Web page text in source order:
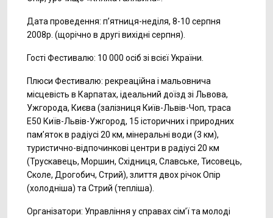
Дата проведення: п’ятниця-неділя, 8-10 серпня
2008р. (щорічно в другі вихідні серпня).
Гості Фестивалю: 10 000 осіб зі всієї України.
Плюси Фестивалю: рекреаційна і мальовнича
місцевість в Карпатах, ідеальний доїзд зі Львова,
Ужгорода, Києва (залізниця Київ-Львів-Чоп, траса
Е50 Київ-Львів-Ужгород, 15 історичних і природних
пам’яток в радіусі 20 км, мінеральні води (3 км),
туристично-відпочинкові центри в радіусі 20 км
(Трускавець, Моршин, Східниця, Славське, Тисовець,
Сколе, Дрогобич, Стрий), злиття двох річок Опір
(холодніша) та Стрий (тепліша).
Організатори: Управління у справах сім’ї та молоді